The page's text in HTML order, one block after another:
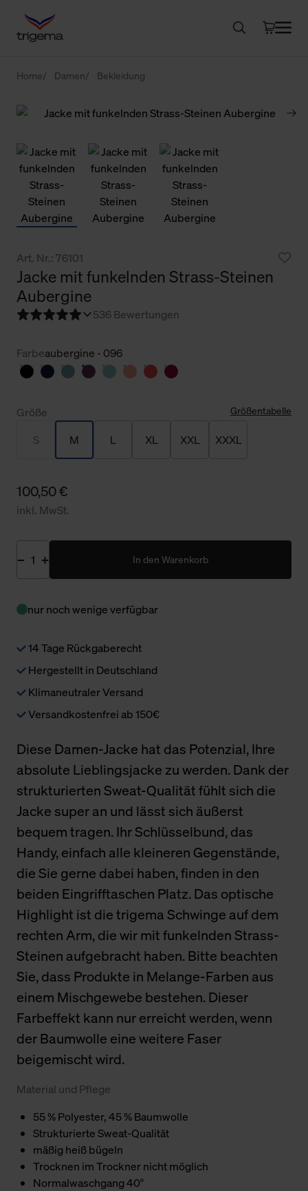
Home Damen Bekleidung
Art. Nr.: 76101
Jacke mit funkelnden Strass-Steinen
Aubergine
536 Bewertungen
Farbeaubergine - 096
Größe Größentabelle
S M L XL XXL XXXL
100,50 €
inkl. MwSt.
In den Warenkorb
nur noch wenige verfügbar
14 Tage Rückgaberecht
Hergestellt in Deutschland
Klimaneutraler Versand
Versandkostenfrei ab 150€
Diese Damen-Jacke hat das Potenzial, Ihre
absolute Lieblingsjacke zu werden. Dank der
strukturierten Sweat-Qualität fühlt sich die
Jacke super an und lässt sich äußerst
bequem tragen. Ihr Schlüsselbund, das
Handy, einfach alle kleineren Gegenstände,
die Sie gerne dabei haben, finden in den
beiden Eingrifftaschen Platz. Das optische
Highlight ist die trigema Schwinge auf dem
rechten Arm, die wir mit funkelnden Strass-
Steinen aufgebracht haben. Bitte beachten
Sie, dass Produkte in Melange-Farben aus
einem Mischgewebe bestehen. Dieser
Farbeffekt kann nur erreicht werden, wenn
der Baumwolle eine weitere Faser
beigemischt wird.
Material und Pflege
55 % Polyester, 45 % Baumwolle
Strukturierte Sweat-Qualität
mäßig heiß bügeln
Trocknen im Trockner nicht möglich
Normalwaschgang 40°